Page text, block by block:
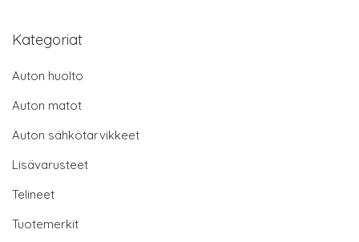
Kategoriat
Auton huolto
Auton matot
Auton sähkötarvikkeet
Lisävarusteet
Telineet
Tuotemerkit